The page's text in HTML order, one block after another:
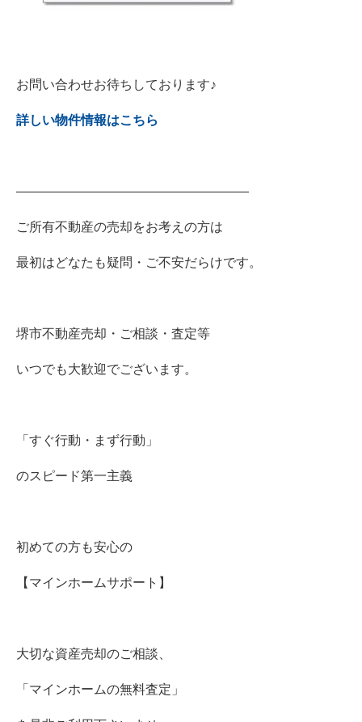
お問い合わせお待ちしております♪
詳しい物件情報はこちら
――――――――――――――――――
ご所有不動産の売却をお考えの方は
最初はどなたも疑問・ご不安だらけです。
堺市不動産売却・ご相談・査定等
いつでも大歓迎でございます。
「すぐ行動・まず行動」
のスピード第一主義
初めての方も安心の
【マインホームサポート】
大切な資産売却のご相談、
「マインホームの無料査定」